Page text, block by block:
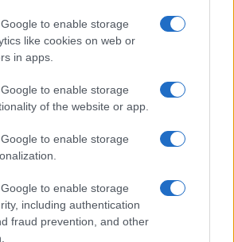
to enable storage
like cookies on web or
in apps.
to enable storage
of the website or app.
to enable storage
to enable storage
including authentication
fraud prevention, and other
sul contrasto tra ideale e